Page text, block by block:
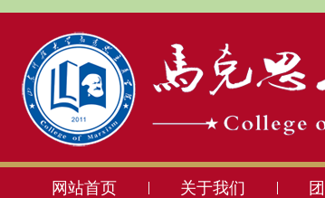
网站首页 关于我们